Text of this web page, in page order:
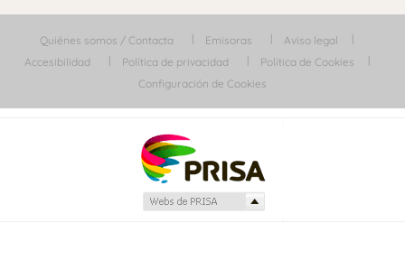
Quiénes somos / Contacta Emisoras
Aviso legal
Accesibilidad
Política de privacidad
Política de Cookies
Configuración de Cookies